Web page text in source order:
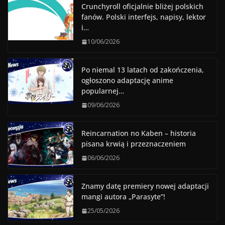
Crunchyroll oficjalnie bliżej polskich
fanów. Polski interfejs, napisy, lektor
i…
10/06/2026
Po niemal 13 latach od zakończenia,
ogłoszono adaptację anime
popularnej…
09/06/2026
Reincarnation no Kaben – historia
pisana krwią i przeznaczeniem
06/06/2026
Znamy datę premiery nowej adaptacji
mangi autora „Parasyte”!
25/05/2026